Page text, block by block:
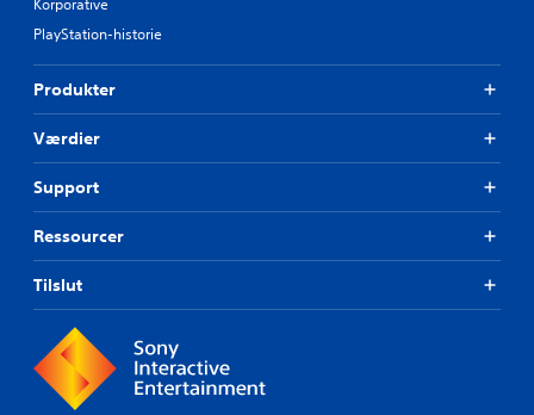
PlayStation-historie
Produkter
Værdier
Support
Ressourcer
Tilslut